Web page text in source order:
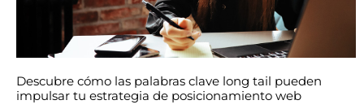
Descubre cómo las palabras clave long tail pueden
impulsar tu estrategia de posicionamiento web